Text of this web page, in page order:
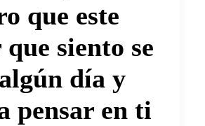
que este
siento se
día y
pensar en ti